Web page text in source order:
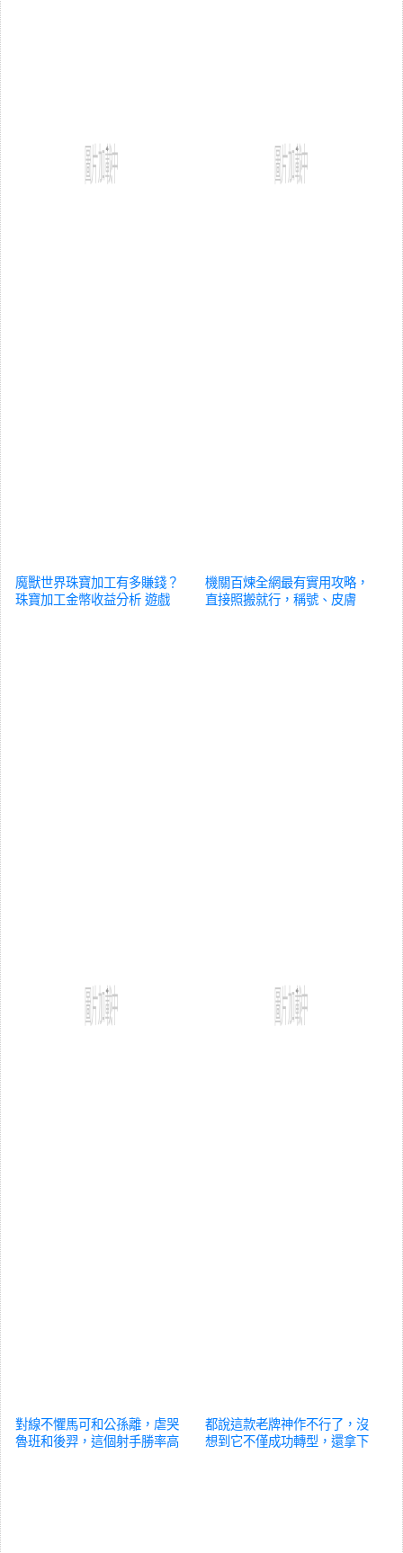
魔獸世界珠寶加工有多賺錢？
珠寶加工金幣收益分析 遊戲
機關百煉全網最有實用攻略，
直接照搬就行，稱號、皮膚
對線不懼馬可和公孫離，虐哭
魯班和後羿，這個射手勝率高
都說這款老牌神作不行了，沒
想到它不僅成功轉型，還拿下